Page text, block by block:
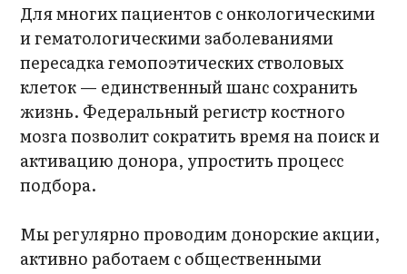
Для многих пациентов с онкологическими
и гематологическими заболеваниями
пересадка гемопоэтических стволовых
клеток — единственный шанс сохранить
жизнь. Федеральный регистр костного
мозга позволит сократить время на поиск и
активацию донора, упростить процесс
подбора.
Мы регулярно проводим донорские акции,
активно работаем с общественными